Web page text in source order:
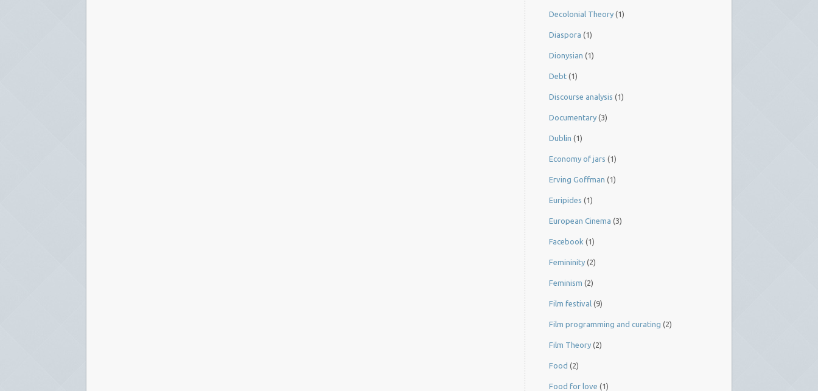
Decolonial Theory (1)
Diaspora (1)
Dionysian (1)
Debt (1)
Discourse analysis (1)
Documentary (3)
Dublin (1)
Economy of jars (1)
Erving Goffman (1)
Euripides (1)
European Cinema (3)
Facebook (1)
Femininity (2)
Feminism (2)
Film festival (9)
Film programming and curating (2)
Film Theory (2)
Food (2)
Food for love (1)